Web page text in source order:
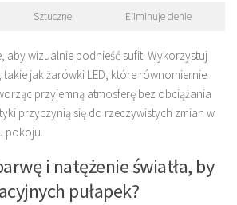
Sztuczne Eliminuje cienie
aby wizualnie podnieść sufit. Wykorzystuj
, takie jak żarówki LED, które równomiernie
przyjemną atmosferę bez obciążania
przyczynią się do rzeczywistych zmian w
pokoju.
i natężenie światła, by
pułapek?